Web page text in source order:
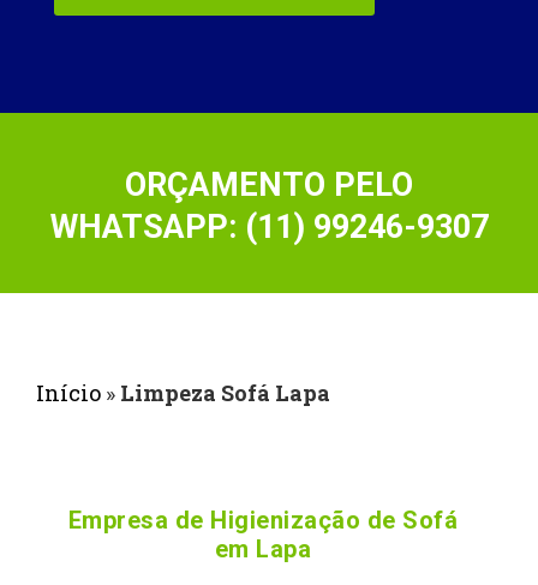
ORÇAMENTO PELO
WHATSAPP: (11) 99246-9307
Início » Limpeza Sofá Lapa
Empresa de Higienização de Sofá
em Lapa